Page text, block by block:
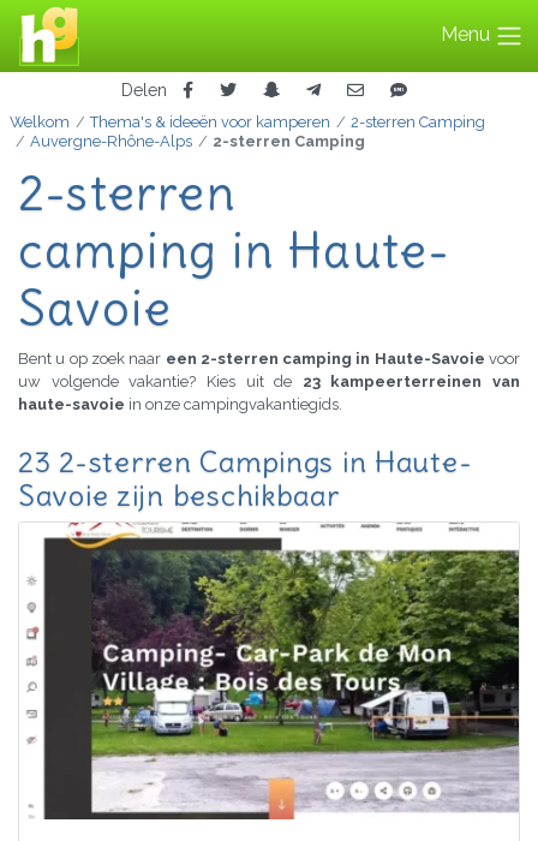
Menu
Delen
Welkom Thema's & ideeën voor kamperen
2-sterren Camping
Auvergne-Rhône-Alps
2-sterren Camping
2-sterren
camping in Haute-
Savoie
Bent u op zoek naar een 2-sterren camping in Haute-Savoie voor
uw volgende vakantie? Kies uit de 23 kampeerterreinen van
haute-savoie in onze campingvakantiegids.
23 2-sterren Campings in Haute-
Savoie zijn beschikbaar